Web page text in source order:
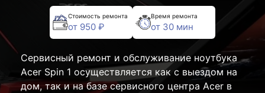
Стоимость ремонта
от 950 ₽
Время ремонта
от 30 мин
Сервисный ремонт и обслуживание ноутбука
Acer Spin 1 осуществляется как с выездом на
дом, так и на базе сервисного центра Acer в